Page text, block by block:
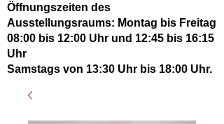
Öffnungszeiten des
Ausstellungsraums: Montag bis Freitag
08:00 bis 12:00 Uhr und 12:45 bis 16:15
Uhr
Samstags von 13:30 Uhr bis 18:00 Uhr.